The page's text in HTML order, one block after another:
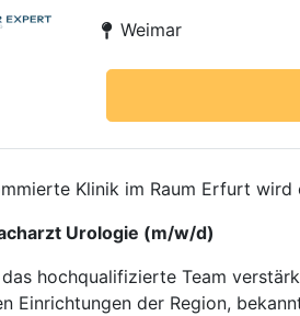
Weimar
Klinik im Raum Erfurt
Urologie (m/w/d)
hochqualifizierte Team
Einrichtungen der Region,